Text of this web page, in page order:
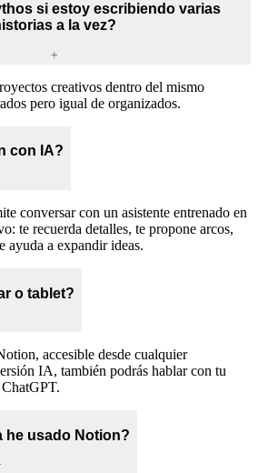
si estoy escribiendo varias
a la vez?
+
creativos dentro del mismo
pero igual de organizados.
con IA?
conversar con un asistente entrenado en
te recuerda detalles, te propone arcos,
ayuda a expandir ideas.
o tablet?
accesible desde cualquier
IA, también podrás hablar con tu
ChatGPT.
he usado Notion?